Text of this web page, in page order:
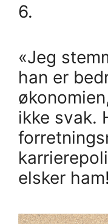
6.
«Jeg
han er
ikke svak.
elsker